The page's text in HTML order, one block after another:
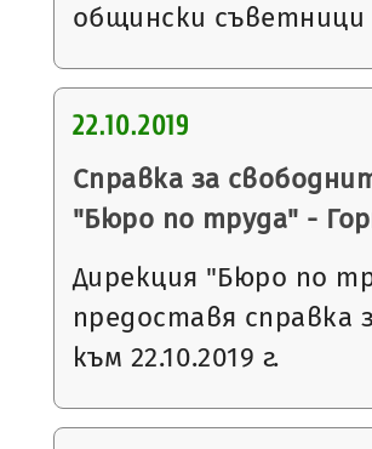
общински
22.10.2019
Справка за
"Бюро по труда" -
Дирекция "Бюро по
предоставя
към 22.10.2019 г.